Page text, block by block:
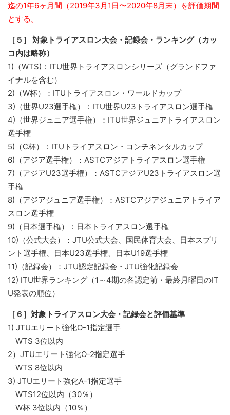
迄の1年6ヶ月間（2019年3月1日〜2020年8月末）を評価期間
とする。
［５］ 対象トライアスロン大会・記録会・ランキング（カッ
コ内は略称）
1)（WTS)：ITU世界トライアスロンシリーズ（グランドファ
イナルを含む）
2)（W杯）：ITUトライアスロン・ワールドカップ
3)（世界U23選手権）：ITU世界U23トライアスロン選手権
4)（世界ジュニア選手権）：ITU世界ジュニアトライアスロン
選手権
5)（C杯）：ITUトライアスロン・コンチネンタルカップ
6)（アジア選手権）：ASTCアジアトライアスロン選手権
7)（アジアU23選手権）：ASTCアジアU23トライアスロン選
手権
8)（アジアジュニア選手権）：ASTCアジアジュニアトライア
スロン選手権
9)（日本選手権）：日本トライアスロン選手権
10)（公式大会）：JTU公式大会、国民体育大会、日本スプリ
ント選手権、日本U23選手権、日本U19選手権
11)（記録会）：JTU認定記録会・JTU強化記録会
12) ITU世界ランキング（1～4期の各認定前・最終月曜日のIT
U発表の順位）
［６］対象トライアスロン大会・記録会と評価基準
1) JTUエリート強化O-1指定選手
WTS 3位以内
2）JTUエリート強化O-2指定選手
WTS 8位以内
3) JTUエリート強化A-1指定選手
WTS12位以内（30％）
W杯 3位以内（10％）